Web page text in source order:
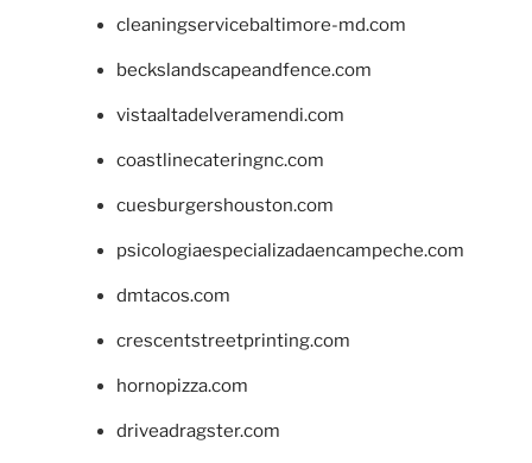
cleaningservicebaltimore-md.com
beckslandscapeandfence.com
vistaaltadelveramendi.com
coastlinecateringnc.com
cuesburgershouston.com
psicologiaespecializadaencampeche.com
dmtacos.com
crescentstreetprinting.com
hornopizza.com
driveadragster.com